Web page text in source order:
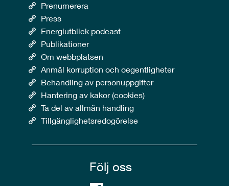
Prenumerera
Press
Energiutblick podcast
Publikationer
Om webbplatsen
Anmäl korruption och oegentligheter
Behandling av personuppgifter
Hantering av kakor (cookies)
Ta del av allmän handling
Tillgänglighetsredogörelse
Följ oss